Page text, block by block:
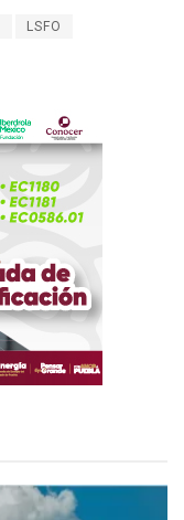
LSFO